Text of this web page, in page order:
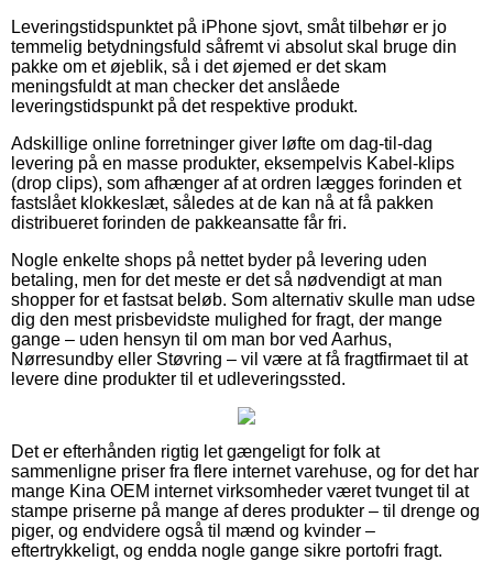
Leveringstidspunktet på iPhone sjovt, småt tilbehør er jo
temmelig betydningsfuld såfremt vi absolut skal bruge din
pakke om et øjeblik, så i det øjemed er det skam
meningsfuldt at man checker det anslåede
leveringstidspunkt på det respektive produkt.
Adskillige online forretninger giver løfte om dag-til-dag
levering på en masse produkter, eksempelvis Kabel-klips
(drop clips), som afhænger af at ordren lægges forinden et
fastslået klokkeslæt, således at de kan nå at få pakken
distribueret forinden de pakkeansatte får fri.
Nogle enkelte shops på nettet byder på levering uden
betaling, men for det meste er det så nødvendigt at man
shopper for et fastsat beløb. Som alternativ skulle man udse
dig den mest prisbevidste mulighed for fragt, der mange
gange – uden hensyn til om man bor ved Aarhus,
Nørresundby eller Støvring – vil være at få fragtfirmaet til at
levere dine produkter til et udleveringssted.
Det er efterhånden rigtig let gængeligt for folk at
sammenligne priser fra flere internet varehuse, og for det har
mange Kina OEM internet virksomheder været tvunget til at
stampe priserne på mange af deres produkter – til drenge og
piger, og endvidere også til mænd og kvinder –
eftertrykkeligt, og endda nogle gange sikre portofri fragt.